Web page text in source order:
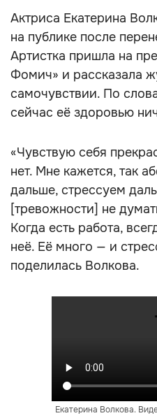
Актриса Екатерина
на публике после
Артистка пришла на
Фомич» и рассказала
самочувствии. По
сейчас её здоровью
«Чувствую себя
нет. Мне кажется, так
дальше, стрессуем
[тревожности] не
Когда есть работа,
неё. Её много — и
поделилась Волкова.
Екатерина Волкова.